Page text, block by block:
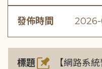
發佈時間
標題
【網路系